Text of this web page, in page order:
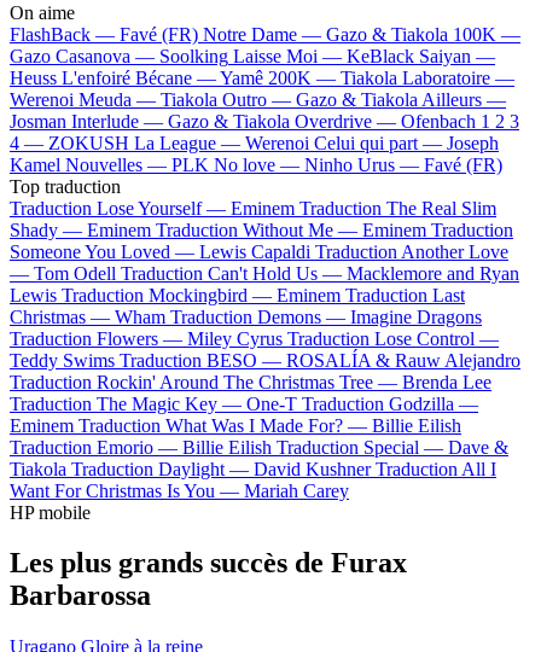
On aime
FlashBack — Favé (FR) Notre Dame — Gazo & Tiakola 100K —
Gazo Casanova — Soolking Laisse Moi — KeBlack Saiyan —
Heuss L'enfoiré Bécane —Yamê 200K — Tiakola Laboratoire —
Werenoi Meuda — Tiakola Outro — Gazo & Tiakola Ailleurs —
Josman Interlude — Gazo & Tiakola Overdrive — Ofenbach 1 2 3
4 — ZOKUSH La League — Werenoi Celui qui part — Joseph
Kamel Nouvelles — PLK No love — Ninho Urus — Favé (FR)
Top traduction
Traduction Lose Yourself — Eminem Traduction The Real Slim
Shady — Eminem Traduction Without Me — Eminem Traduction
Someone You Loved — Lewis Capaldi Traduction Another Love
— Tom Odell Traduction Can't Hold Us — Macklemore and Ryan
Lewis Traduction Mockingbird — Eminem Traduction Last
Christmas — Wham Traduction Demons — Imagine Dragons
Traduction Flowers — Miley Cyrus Traduction Lose Control —
Teddy Swims Traduction BESO — ROSALÍA & Rauw Alejandro
Traduction Rockin' Around The Christmas Tree — Brenda Lee
Traduction The Magic Key — One-T Traduction Godzilla —
Eminem Traduction What Was I Made For? — Billie Eilish
Traduction Emorio — Billie Eilish Traduction Special — Dave &
Tiakola Traduction Daylight — David Kushner Traduction All I
Want For Christmas Is You — Mariah Carey
HP mobile
Les plus grands succès de Furax
Barbarossa
Uragano Gloire à la reine